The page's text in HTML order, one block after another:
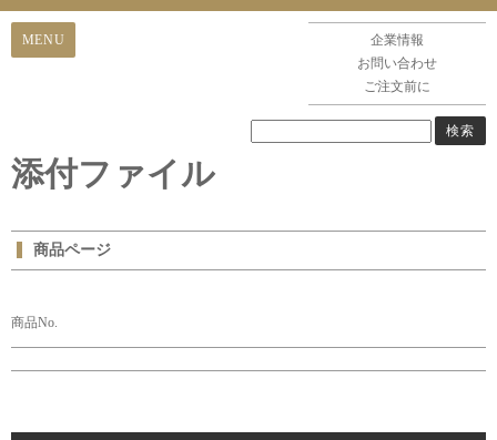
企業情報
お問い合わせ
ご注文前に
添付ファイル
商品ページ
商品No.